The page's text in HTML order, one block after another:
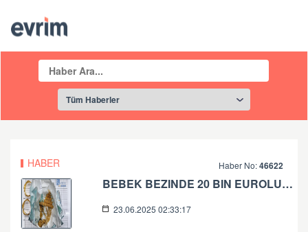
HABER Haber No:46622
BEBEK BEZINDE 20 BIN EUROLUK ALTIN
23.06.2025 02:33:17